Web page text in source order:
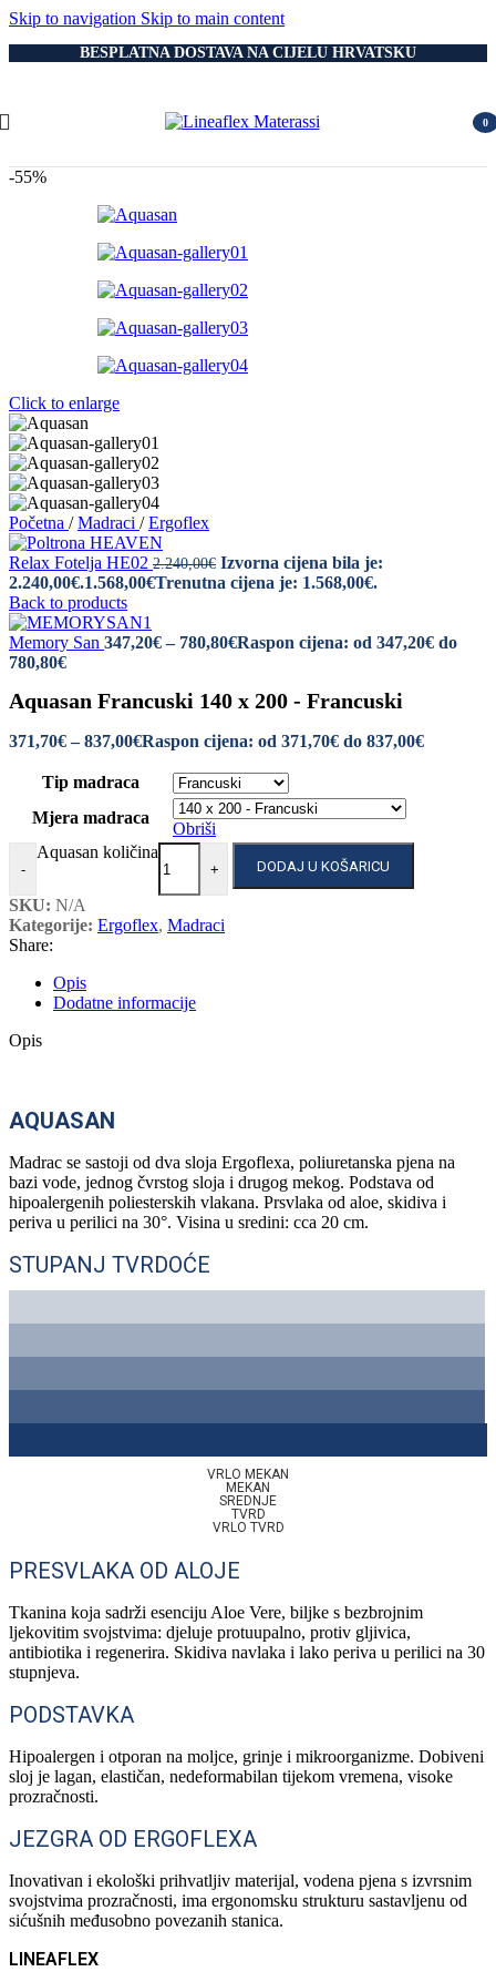
Skip to navigation Skip to main content
BESPLATNA DOSTAVA NA CIJELU HRVATSKU
0
-55%
Click to enlarge
Početna / Madraci / Ergoflex
Relax Fotelja HE02 2.240,00€ Izvorna cijena bila je:
2.240,00€.1.568,00€Trenutna cijena je: 1.568,00€.
Back to products
Memory San 347,20€ – 780,80€Raspon cijena: od 347,20€ do
780,80€
Aquasan Francuski 140 x 200 - Francuski
371,70€ – 837,00€Raspon cijena: od 371,70€ do 837,00€
Tip madraca
Mjera madraca
Obriši
-
Aquasan količina
+ DODAJ U KOŠARICU
SKU: N/A
Kategorije: Ergoflex, Madraci
Share:
Opis
Dodatne informacije
Opis
AQUASAN
Madrac se sastoji od dva sloja Ergoflexa, poliuretanska pjena na
bazi vode, jednog čvrstog sloja i drugog mekog. Podstava od
hipoalergenih poliesterskih vlakana. Prsvlaka od aloe, skidiva i
periva u perilici na 30°. Visina u sredini: cca 20 cm.
STUPANJ TVRDOĆE
VRLO MEKAN
MEKAN
SREDNJE
TVRD
VRLO TVRD
PRESVLAKA OD ALOJE
Tkanina koja sadrži esenciju Aloe Vere, biljke s bezbrojnim
ljekovitim svojstvima: djeluje protuupalno, protiv gljivica,
antibiotika i regenerira. Skidiva navlaka i lako periva u perilici na 30
stupnjeva.
PODSTAVKA
Hipoalergen i otporan na moljce, grinje i mikroorganizme. Dobiveni
sloj je lagan, elastičan, nedeformabilan tijekom vremena, visoke
prozračnosti.
JEZGRA OD ERGOFLEXA
Inovativan i ekološki prihvatljiv materijal, vodena pjena s izvrsnim
svojstvima prozračnosti, ima ergonomsku strukturu sastavljenu od
sićušnih međusobno povezanih stanica.
LINEAFLEX